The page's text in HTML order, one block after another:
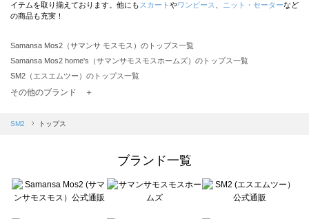
イテムを取り揃えております。他にも スカート やワンピース ニット・セーターなど
の商品も充実！
Samansa Mos2（サマンサ モスモス）のトップス一覧
Samansa Mos2 home's（サマンサモスモスホームズ）のトップス一覧
SM2（エスエムツー）のトップス一覧
TSUHARU by Samansa Mos2（ツハルバイサマンサモスモス）のトップス一覧
Samansa Mos2 blue（サマンサモスモス ブルー）のトップス一覧
sō4ū（ソウフォーユー）のトップス一覧
Te chichi（テチチ）のトップス一覧
Te chichi CLASSIC（テチチ クラシック）のトップス一覧
その他のブランド ＋
SM2 トップス
ブランド一覧